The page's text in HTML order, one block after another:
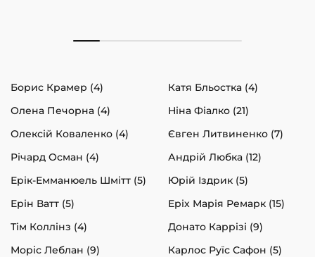
Борис Крамер (4)
Катя Бльостка (4)
Олена Печорна (4)
Ніна Фіалко (21)
Олексій Коваленко (4)
Євген Литвиненко (7)
Річард Осман (4)
Андрій Любка (12)
Ерік-Емманюель Шмітт (5)
Юрій Іздрик (5)
Ерін Ватт (5)
Еріх Марія Ремарк (15)
Тім Коллінз (4)
Донато Каррізі (9)
Моріс Леблан (9)
Карлос Руїс Сафон (5)